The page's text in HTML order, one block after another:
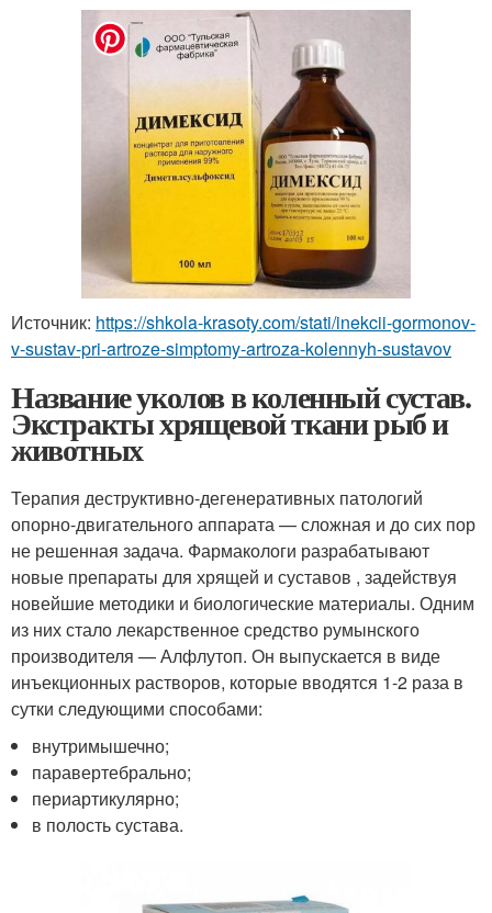
Источник: https://shkola-krasoty.com/stati/inekcii-gormonov-
v-sustav-pri-artroze-simptomy-artroza-kolennyh-sustavov
Название уколов в коленный сустав.
Экстракты хрящевой ткани рыб и
животных
Терапия деструктивно-дегенеративных патологий
опорно-двигательного аппарата — сложная и до сих пор
не решенная задача. Фармакологи разрабатывают
новые препараты для хрящей и суставов , задействуя
новейшие методики и биологические материалы. Одним
из них стало лекарственное средство румынского
производителя — Алфлутоп. Он выпускается в виде
инъекционных растворов, которые вводятся 1-2 раза в
сутки следующими способами:
внутримышечно;
паравертебрально;
периартикулярно;
в полость сустава.